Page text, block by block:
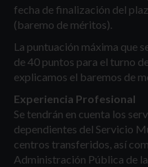
fecha de finalización del
(baremo de méritos).
La puntuación máxima que
de 40 puntos para el turno
explicamos el baremos de
Experiencia Profesional
Se tendrán en cuenta los
dependientes del Servicio
centros transferidos, así
Administración Pública de